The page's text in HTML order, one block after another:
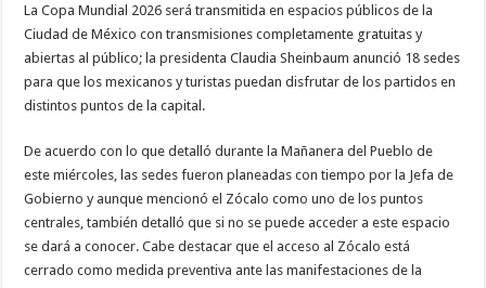
La Copa Mundial 2026 será transmitida en espacios públicos de la
Ciudad de México con transmisiones completamente gratuitas y
abiertas al público; la presidenta Claudia Sheinbaum anunció 18 sedes
para que los mexicanos y turistas puedan disfrutar de los partidos en
distintos puntos de la capital.
De acuerdo con lo que detalló durante la Mañanera del Pueblo de
este miércoles, las sedes fueron planeadas con tiempo por la Jefa de
Gobierno y aunque mencionó el Zócalo como uno de los puntos
centrales, también detalló que si no se puede acceder a este espacio
se dará a conocer. Cabe destacar que el acceso al Zócalo está
cerrado como medida preventiva ante las manifestaciones de la